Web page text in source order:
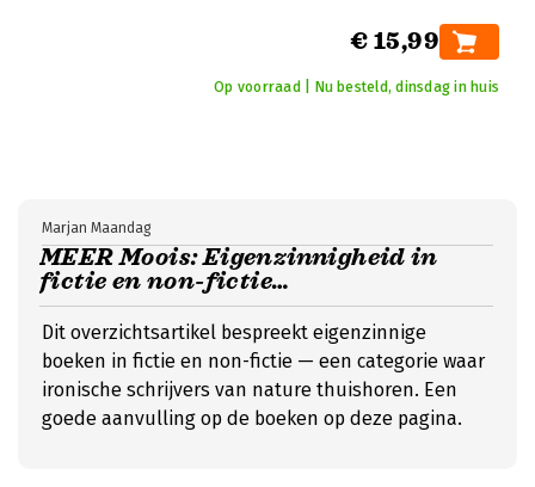
€ 15,99
Op voorraad | Nu besteld, dinsdag in huis
MEER Moois: Eigenzinnigheid in
fictie en non-fictie…
Marjan Maandag
Dit overzichtsartikel bespreekt eigenzinnige
boeken in fictie en non-fictie — een categorie waar
ironische schrijvers van nature thuishoren. Een
goede aanvulling op de boeken op deze pagina.